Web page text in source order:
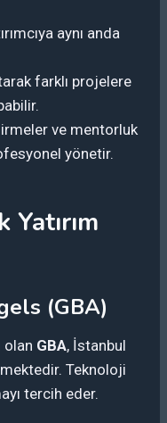
aynı anda
farklı projelere
ve mentorluk
yönetir.
Yatırım
(GBA)
olan GBA, İstanbul
Teknoloji
tercih eder.